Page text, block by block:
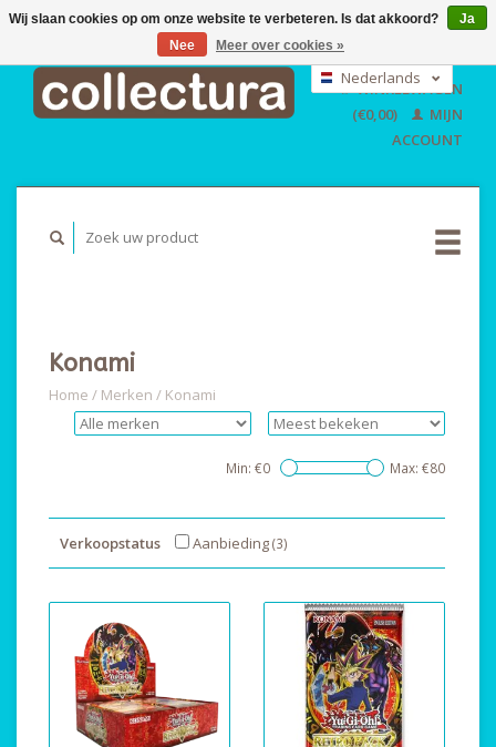
EUR
GBP
USD
Nederlands
English
WINKELWAGEN
(€0,00)
MIJN
ACCOUNT
Konami
Home / Merken / Konami
Min: €0 Max: €80
Verkoopstatus Aanbieding(3)
Wij slaan cookies op om onze website te verbeteren. Is dat akkoord?
Ja
Nee
Meer over cookies »